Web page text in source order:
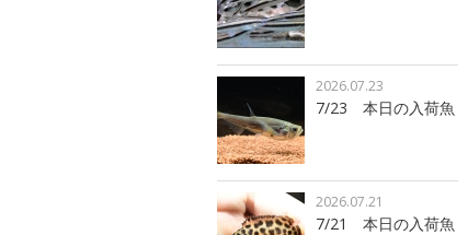
7/23 本日の入荷魚
2026.07.23
7/21 本日の入荷魚
2026.07.21